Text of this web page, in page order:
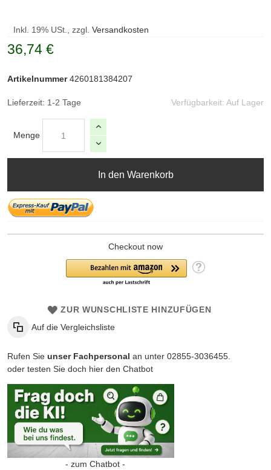
Inkl. 19% USt., zzgl. Versandkosten
36,74 €
Verfügbarkeit: Auf Lager
Artikelnummer 4260181384207
Lieferzeit: 1-2 Tage
Menge
In den Warenkorb
Checkout now
ZUR WUNSCHLISTE HINZUFÜGEN
Auf die Vergleichsliste
Rufen Sie unser Fachpersonal an unter 02855-3036455.
oder testen Sie doch hier den Chatbot
- zum Chatbot -